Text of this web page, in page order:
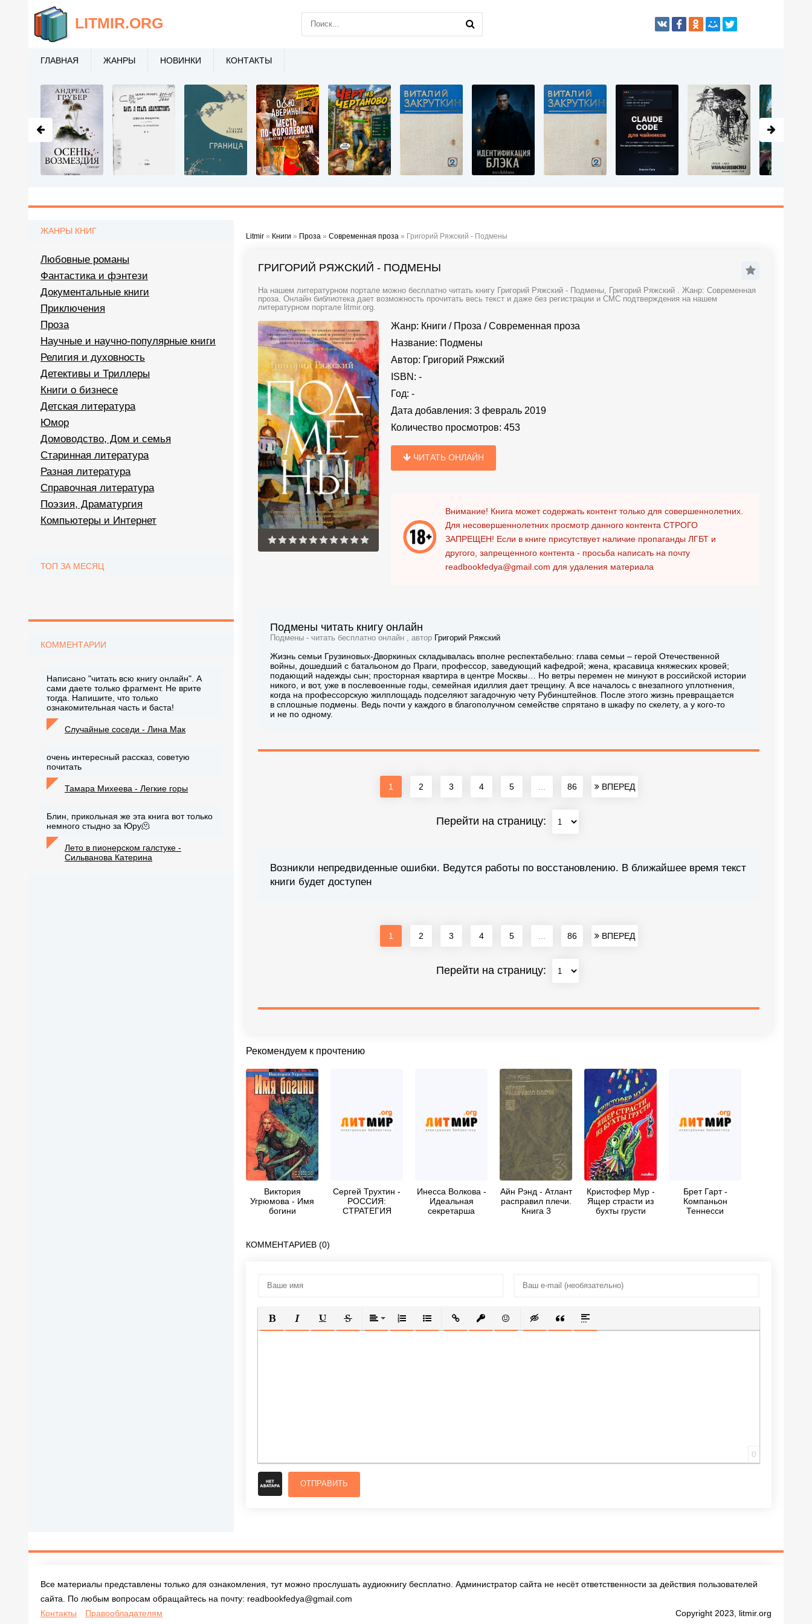
Litmir » Книги » Проза » Современная проза » Григорий Ряжский - Подмены
ГРИГОРИЙ РЯЖСКИЙ - ПОДМЕНЫ
На нашем литературном портале можно бесплатно читать книгу Григорий Ряжский - Подмены, Григорий Ряжский . Жанр: Современная
проза. Онлайн библиотека дает возможность прочитать весь текст и даже без регистрации и СМС подтверждения на нашем
литературном портале litmir.org.
Жанр: Книги / Проза /Современная проза
Название: Подмены
Автор: Григорий Ряжский
ISBN: -
Год: -
Дата добавления: 3 февраль 2019
Количество просмотров: 453
ЧИТАТЬ ОНЛАЙН
Внимание! Книга может содержать контент только для совершеннолетних.
Для несовершеннолетних просмотр данного контента СТРОГО
ЗАПРЕЩЕН! Если в книге присутствует наличие пропаганды ЛГБТ и
другого, запрещенного контента - просьба написать на почту
readbookfedya@gmail.com для удаления материала
Подмены читать книгу онлайн
Подмены - читать бесплатно онлайн , автор Григорий Ряжский
Жизнь семьи Грузиновых-Дворкиных складывалась вполне респектабельно: глава семьи – герой Отечественной
войны, дошедший с батальоном до Праги, профессор, заведующий кафедрой; жена, красавица княжеских кровей;
подающий надежды сын; просторная квартира в центре Москвы… Но ветры перемен не минуют в российской истории
никого, и вот, уже в послевоенные годы, семейная идиллия дает трещину. А все началось с внезапного уплотнения,
когда на профессорскую жилплощадь подселяют загадочную чету Рубинштейнов. После этого жизнь превращается
в сплошные подмены. Ведь почти у каждого в благополучном семействе спрятано в шкафу по скелету, а у кого-то
и не по одному.
1 2 3 4 5 86 ВПЕРЕД
Перейти на страницу:
Возникли непредвиденные ошибки. Ведутся работы по восстановлению. В ближайшее время текст
книги будет доступен
1 2 3 4 5 86 ВПЕРЕД
Перейти на страницу:
Рекомендуем к прочтению
Виктория
Угрюмова - Имя
богини
Сергей Трухтин -
РОССИЯ:
СТРАТЕГИЯ
Инесса Волкова -
Идеальная
секретарша
Айн Рэнд - Атлант
расправил плечи.
Книга 3
Кристофер Мур -
Ящер страсти из
бухты грусти
Брет Гарт -
Компаньон
Теннесси
КОММЕНТАРИЕВ (0)
ПОЛУЖИРНЫЙ
КУРСИВПОДЧЕРКНУТЫЙ
ЗАЧЕРКНУТЫЙВЫРАВНИВАНИЕ
НУМЕРОВАННЫЙ СПИСОК
МАРКИРОВАННЫЙ СПИСОК
ВСТАВИТЬ ССЫЛКУ
ВСТАВИТЬ ЗАЩИЩЕННУЮ ССЫЛКУ
ВСТАВИТЬ СМАЙЛИК
ВСТАВКА СКРЫТОГО ТЕКСТА
ВСТАВКА ЦИТАТЫ
ВСТАВКА СПОЙЛЕРА
0
ОТПРАВИТЬ
ЖАНРЫ КНИГ
Любовные романы
Фантастика и фэнтези
Документальные книги
Приключения
Проза
Научные и научно-популярные книги
Религия и духовность
Детективы и Триллеры
Книги о бизнесе
Детская литература
Юмор
Домоводство, Дом и семья
Старинная литература
Разная литература
Справочная литература
Поэзия, Драматургия
Компьютеры и Интернет
ТОП ЗА МЕСЯЦ
КОММЕНТАРИИ
Написано "читать всю книгу онлайн". А
сами даете только фрагмент. Не врите
тогда. Напишите, что только
ознакомительная часть и баста!
Случайные соседи - Лина Мак
очень интересный рассказ, советую
почитать
Тамара Михеева - Легкие горы
Блин, прикольная же эта книга вот только
немного стыдно за Юру🫠
Лето в пионерском галстуке -
Сильванова Катерина
LITMIR.ORG
ГЛАВНАЯ ЖАНРЫ НОВИНКИ КОНТАКТЫ
Все материалы представлены только для ознакомления, тут можно прослушать аудиокнигу бесплатно. Администратор сайта не несёт ответственности за действия пользователей
сайта. По любым вопросам обращайтесь на почту: readbookfedya@gmail.com
Контакты
Правообладателям Copyright 2023, litmir.org